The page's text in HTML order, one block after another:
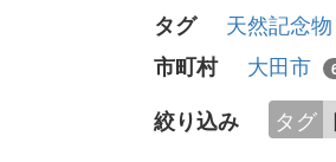
タグ
天然記念物
市町村 大田市
絞り込み タグ